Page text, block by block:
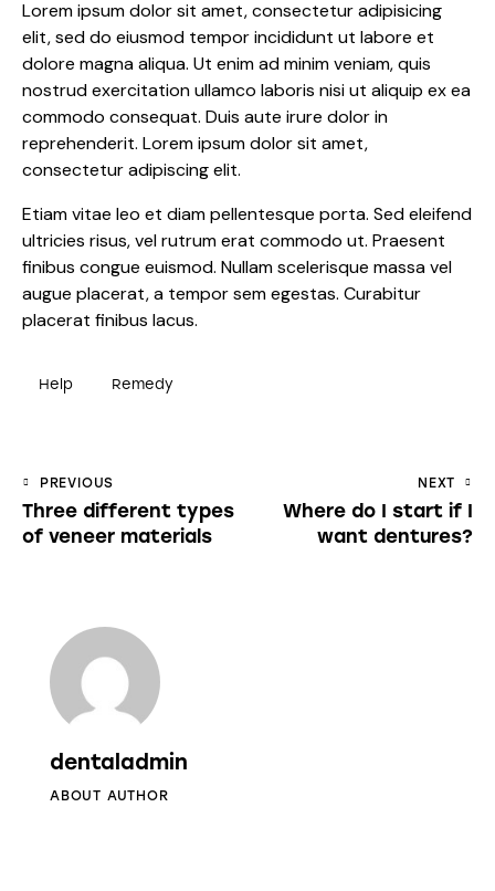
Lorem ipsum dolor sit amet, consectetur adipisicing
elit, sed do eiusmod tempor incididunt ut labore et
dolore magna aliqua. Ut enim ad minim veniam, quis
nostrud exercitation ullamco laboris nisi ut aliquip ex ea
commodo consequat. Duis aute irure dolor in
reprehenderit. Lorem ipsum dolor sit amet,
consectetur adipiscing elit.
Etiam vitae leo et diam pellentesque porta. Sed eleifend
ultricies risus, vel rutrum erat commodo ut. Praesent
finibus congue euismod. Nullam scelerisque massa vel
augue placerat, a tempor sem egestas. Curabitur
placerat finibus lacus.
Help Remedy
Navegação
de
artigos
PREVIOUS
Three different types
of veneer materials
NEXT
Where do I start if I
want dentures?
dentaladmin
ABOUT AUTHOR